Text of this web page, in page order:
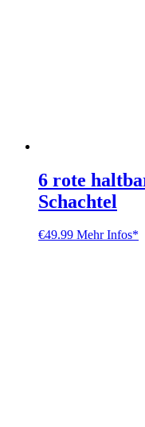
6 rote
Schachtel
€49.99 Mehr Infos*